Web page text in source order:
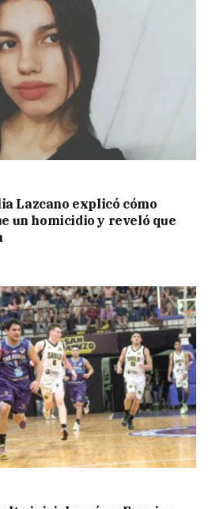
Lazcano explicó cómo
un homicidio y reveló que